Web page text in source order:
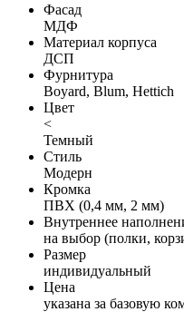
Фасад
МДФ
Материал корпуса
ДСП
Фурнитура
Boyard, Blum, Hettich
Цвет
<
Темный
Стиль
Модерн
Кромка
ПВХ (0,4 мм, 2 мм)
Внутреннее
на выбор (полки,
Размер
индивидуальный
Цена
указана за базовую